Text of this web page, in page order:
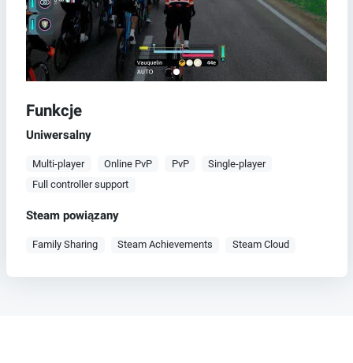
Funkcje
Uniwersalny
Multi-player Online PvP PvP
Single-player
Full controller support
Steam powiązany
Family Sharing Steam Achievements Steam Cloud